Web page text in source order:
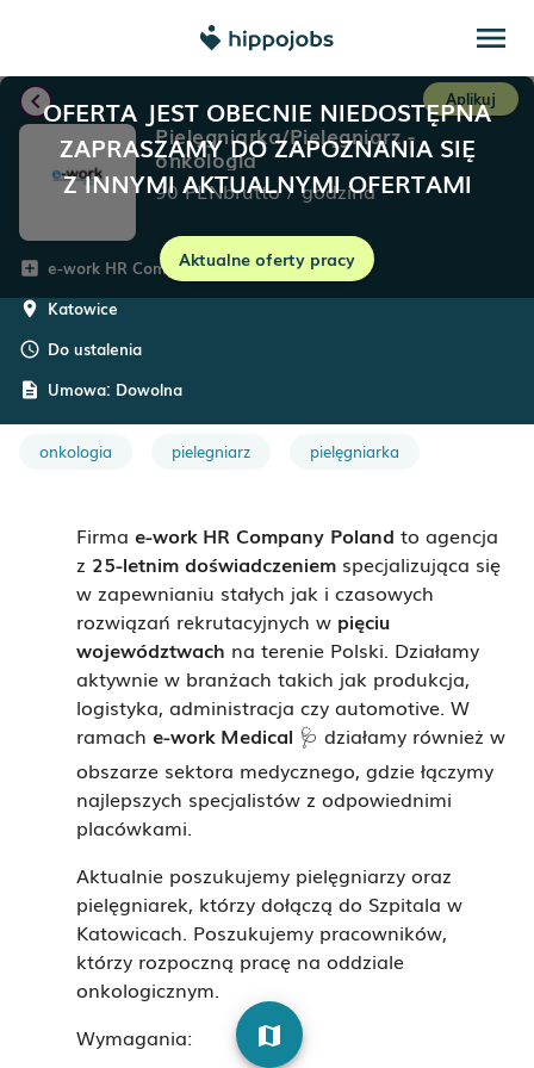
menu
OFERTA JEST OBECNIE NIEDOSTĘPNA
ZAPRASZAMY DO ZAPOZNANIA SIĘ
Z INNYMI AKTUALNYMI OFERTAMI
Aktualne oferty pracy
chevron_left Aplikuj
Pielęgniarka/Pielęgniarz -
onkologia
90PLNbrutto/godzina
add_box e-work HR Company Poland
room Katowice
schedule Do ustalenia
description Umowa: Dowolna
onkologia pielegniarz pielęgniarka
Firma e-work HR Company Poland to agencja
z 25-letnim doświadczeniem specjalizująca się
w zapewnianiu stałych jak i czasowych
rozwiązań rekrutacyjnych w pięciu
województwach na terenie Polski. Działamy
aktywnie w branżach takich jak produkcja,
logistyka, administracja czy automotive. W
ramach e-work Medical 🩺 działamy również w
obszarze sektora medycznego, gdzie łączymy
najlepszych specjalistów z odpowiednimi
placówkami.
Aktualnie poszukujemy pielęgniarzy oraz
pielęgniarek, którzy dołączą do Szpitala w
Katowicach. Poszukujemy pracowników,
którzy rozpoczną pracę na oddziale
onkologicznym.
Wymagania:
map